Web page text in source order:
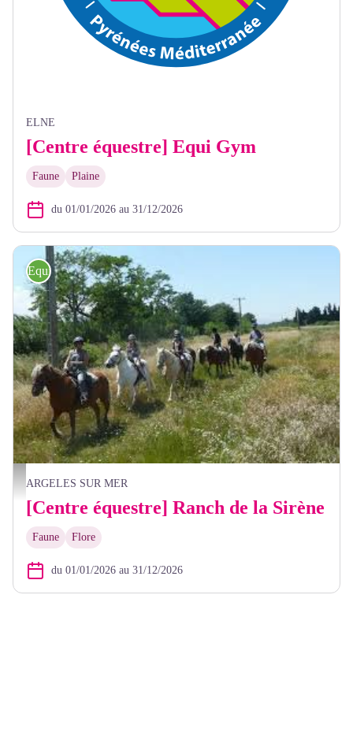
ELNE
[Centre équestre] Equi Gym
Faune Plaine
du 01/01/2026 au 31/12/2026
Ranch La Sirène - La Sirène
Equitation
ARGELES SUR MER
[Centre équestre] Ranch de la Sirène
Faune Flore
du 01/01/2026 au 31/12/2026